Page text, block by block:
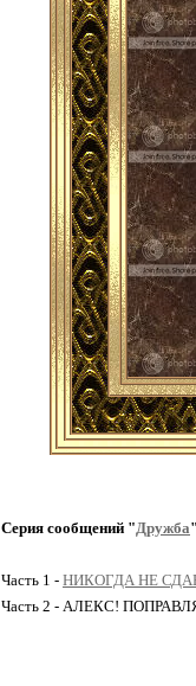
Серия сообщений "Дружба
Часть 1 - НИКОГДА НЕ
Часть 2 - АЛЕКС!